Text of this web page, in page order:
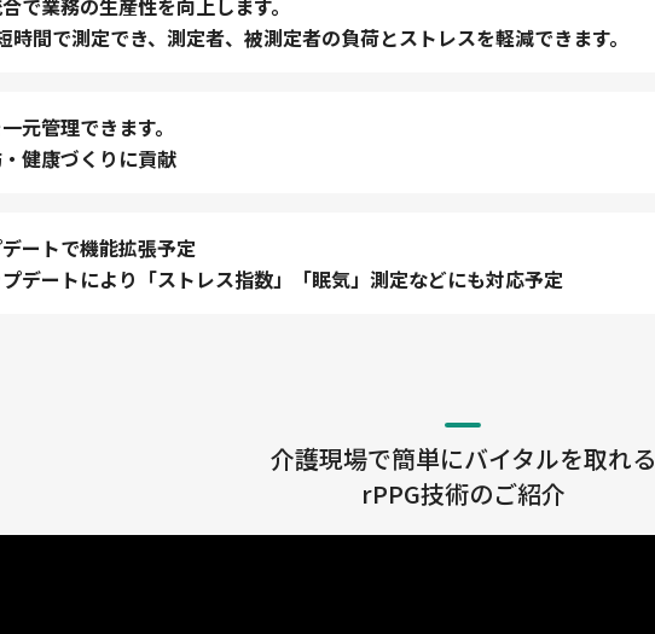
時間で測定でき、測定者、被測定者の負荷とストレスを軽減できます。
元管理できます。
健康づくりに貢献
ートで機能拡張予定
デートにより「ストレス指数」「眠気」測定などにも対応予定
介護現場で簡単にバイタルを取れる
rPPG技術のご紹介